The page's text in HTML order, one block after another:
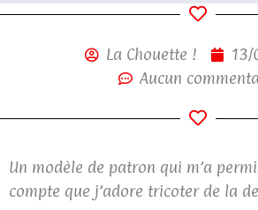
La Chouette !
13/
Aucun
Un modèle de patron qui m’a
compte que j’adore tricoter de la